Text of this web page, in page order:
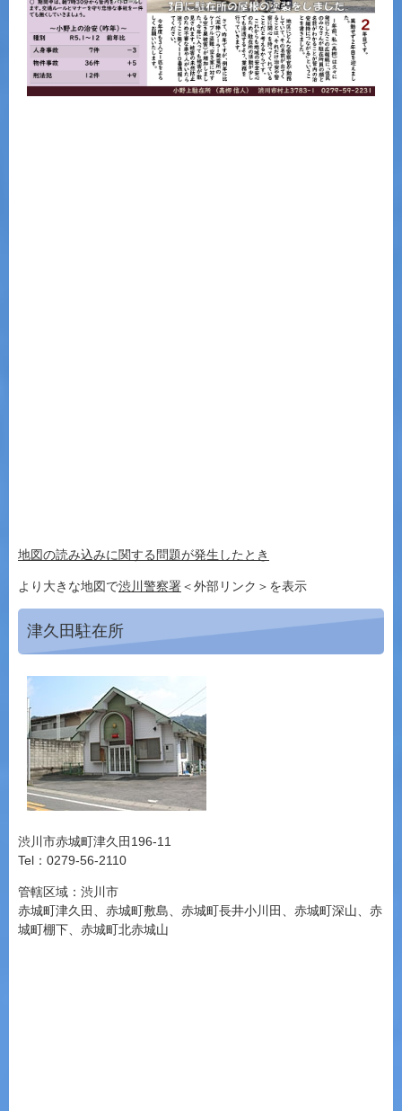
地図の読み込みに関する問題が発生したとき
より大きな地図で渋川警察署＜外部リンク＞ を表示
津久田駐在所
渋川市赤城町津久田196-11
Tel：0279-56-2110
管轄区域：渋川市
赤城町津久田、赤城町敷島、赤城町長井小川田、赤城町深山、赤
城町棚下、赤城町北赤城山